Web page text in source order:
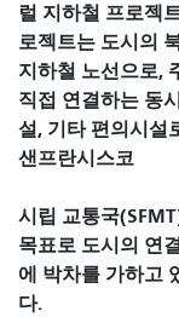
럴 지하철 프로젝
로젝트는 도시의
지하철 노선으로,
직접 연결하는 동
설, 기타 편의시설
샌프란시스코
시립 교통국
목표로 도시의 연
에 박차를 가하고
다.